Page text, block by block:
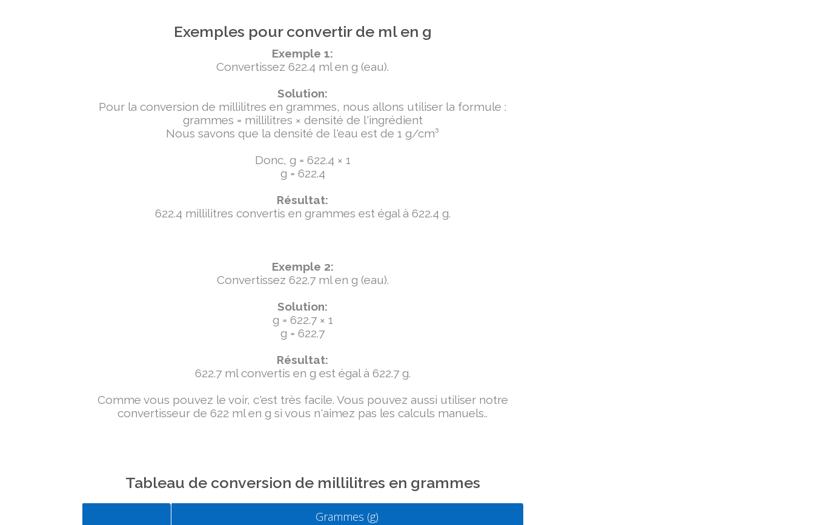
Exemples pour convertir de ml en g
Exemple 1:
Convertissez 622.4 ml en g (eau).
Solution:
Pour la conversion de millilitres en grammes, nous allons utiliser la formule :
grammes = millilitres × densité de l'ingrédient
Nous savons que la densité de l'eau est de 1 g/cm³
Donc, g = 622.4 × 1
g = 622.4
Résultat:
622.4 millilitres convertis en grammes est égal à 622.4 g.
Exemple 2:
Convertissez 622.7 ml en g (eau).
Solution:
g = 622.7 × 1
g = 622.7
Résultat:
622.7 ml convertis en g est égal à 622.7 g.
Comme vous pouvez le voir, c'est très facile. Vous pouvez aussi utiliser notre
convertisseur de 622 ml en g si vous n'aimez pas les calculs manuels..
Tableau de conversion de millilitres en grammes
Grammes (g)